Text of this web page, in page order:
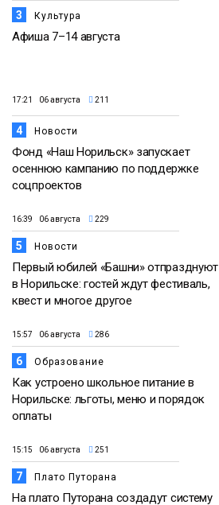
3 Культура
Афиша 7–14 августа
17:21 06 августа 211
4 Новости
Фонд «Наш Норильск» запускает
осеннюю кампанию по поддержке
соцпроектов
16:39 06 августа 229
5 Новости
Первый юбилей «Башни» отпразднуют
в Норильске: гостей ждут фестиваль,
квест и многое другое
15:57 06 августа 286
6 Образование
Как устроено школьное питание в
Норильске: льготы, меню и порядок
оплаты
15:15 06 августа 251
7 Плато Путорана
На плато Путорана создадут систему